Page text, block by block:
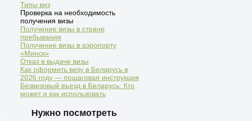
Типы виз
Проверка на необходимость
получения визы
Получение визы в стране
пребывания
Получение визы в аэропорту
«Минск»
Отказ в выдаче визы
Как оформить визу в Беларусь в
2026 году — пошаговая инструкция
Безвизовый въезд в Беларусь: Кто
может и как использовать
Нужно посмотреть